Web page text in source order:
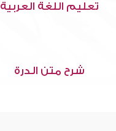
تعليم اللغة العربية
شرح متن الدرة